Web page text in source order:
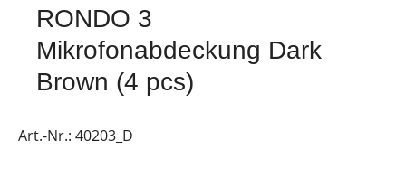
RONDO 3
Mikrofonabdeckung Dark
Brown (4 pcs)
Art.-Nr.: 40203_D